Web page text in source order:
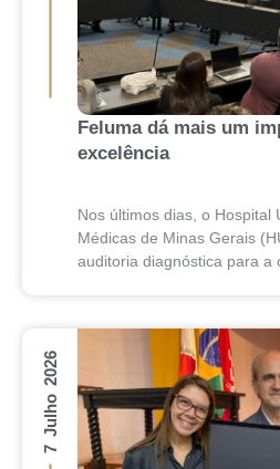
Feluma dá mais um
excelência
Nos últimos dias, o Hospital
Médicas de Minas Gerais
auditoria diagnóstica para a
7 Julho 2026